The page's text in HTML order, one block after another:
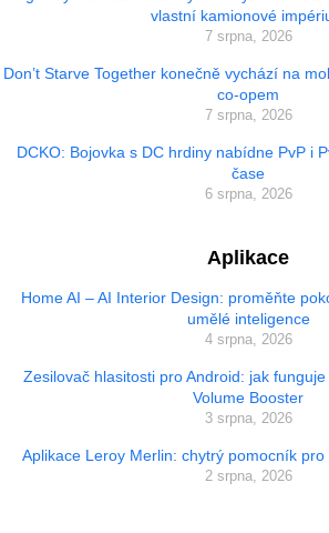
vlastní kamionové
7 srpna, 2026
Don’t Starve Together konečně vychází na
co-opem
7 srpna, 2026
DCKO: Bojovka s DC hrdiny nabídne PvP i
čase
6 srpna, 2026
Aplikace
Home AI – AI Interior Design: proměňte
umělé inteligence
4 srpna, 2026
Zesilovač hlasitosti pro Android: jak
Volume Booster
3 srpna, 2026
Aplikace Leroy Merlin: chytrý pomocník
2 srpna, 2026